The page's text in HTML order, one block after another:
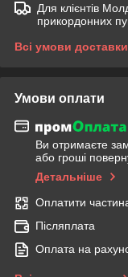
Для клієнтів
прикордонних
Всі умови доставки
Умови оплати
Ви отримаєте
або гроші
Детальніше
Оплатити
Післяплата
Оплата на